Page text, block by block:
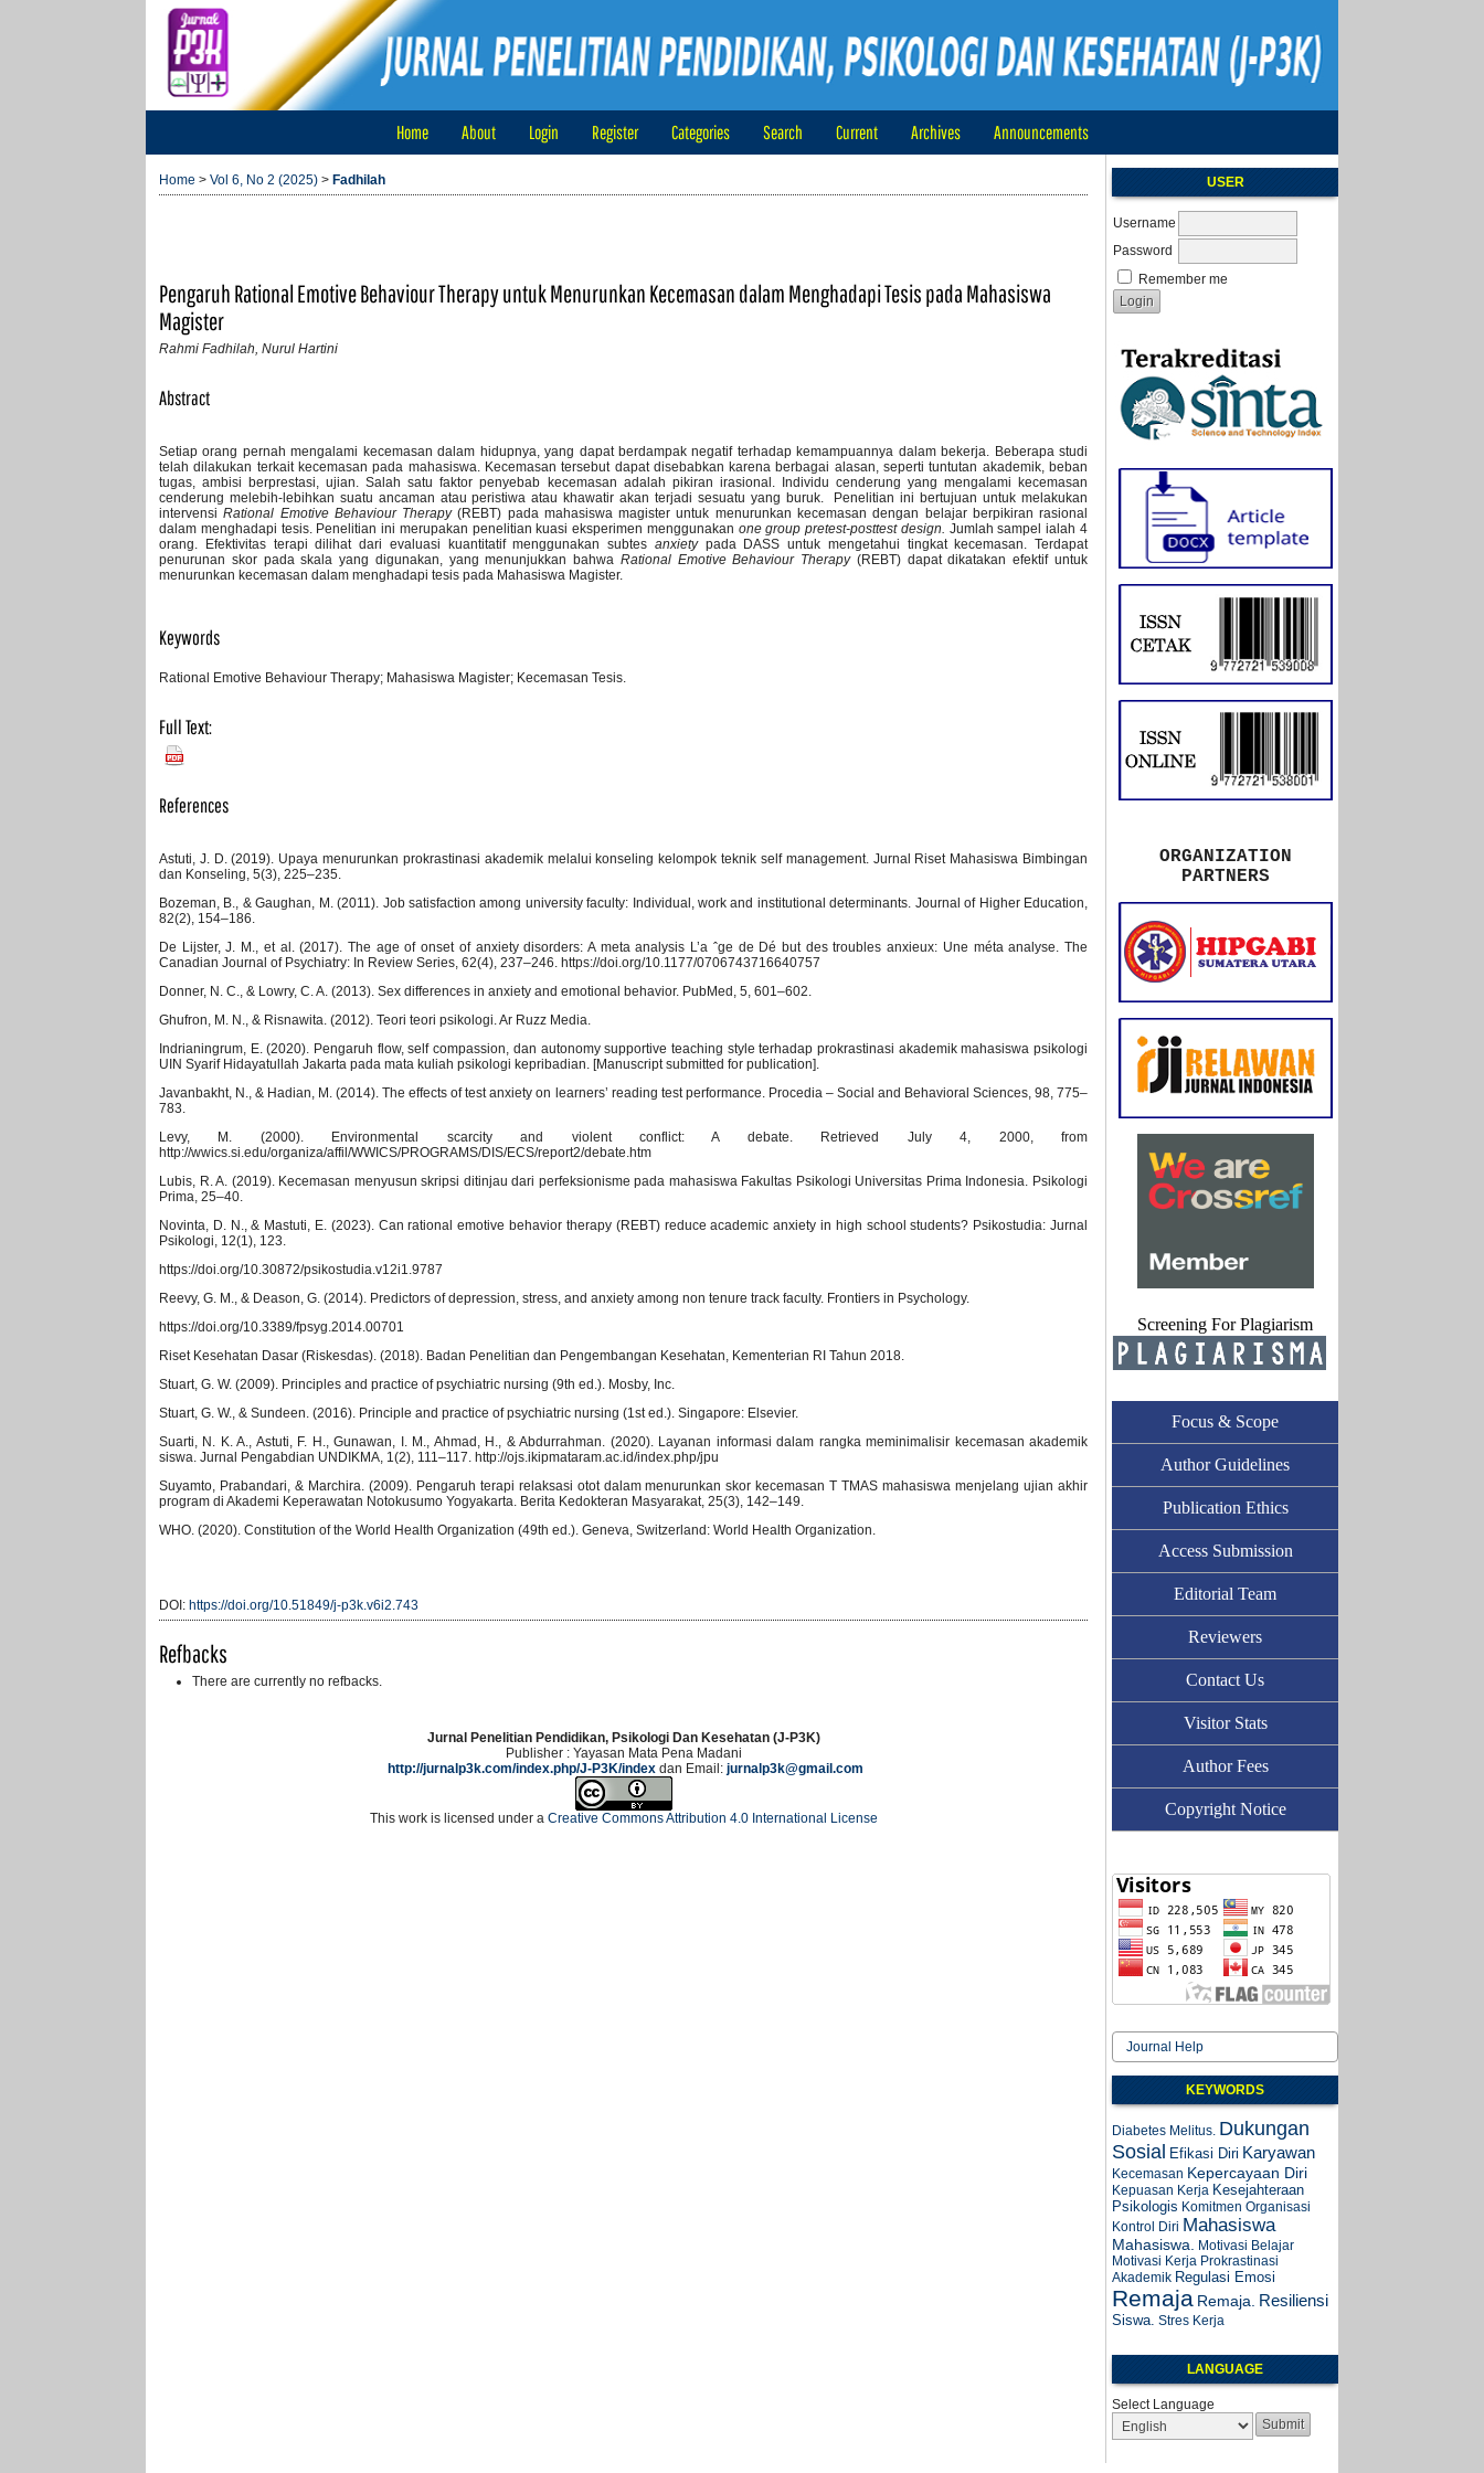
USER
Username
Password
Remember me
ORGANIZATION
PARTNERS
Screening For Plagiarism
Focus & Scope
Author Guidelines
Publication Ethics
Access Submission
Editorial Team
Reviewers
Contact Us
Visitor Stats
Author Fees
Copyright Notice
Journal Help
KEYWORDS
Diabetes Melitus. Dukungan
Sosial Efikasi Diri Karyawan
Kecemasan Kepercayaan Diri
Kepuasan Kerja Kesejahteraan
Psikologis Komitmen Organisasi
Kontrol Diri Mahasiswa
Mahasiswa. Motivasi Belajar
Motivasi Kerja Prokrastinasi
Akademik Regulasi Emosi
Remaja Remaja. Resiliensi
Siswa. Stres Kerja
LANGUAGE
Select Language
Home About Login Register Categories Search Current Archives Announcements
Home > Vol 6, No 2 (2025) > Fadhilah
Pengaruh Rational Emotive Behaviour Therapy untuk Menurunkan Kecemasan dalam Menghadapi Tesis pada Mahasiswa
Magister
Rahmi Fadhilah, Nurul Hartini
Abstract
Setiap orang pernah mengalami kecemasan dalam hidupnya, yang dapat berdampak negatif terhadap kemampuannya dalam bekerja. Beberapa studi
telah dilakukan terkait kecemasan pada mahasiswa. Kecemasan tersebut dapat disebabkan karena berbagai alasan, seperti tuntutan akademik, beban
tugas, ambisi berprestasi, ujian. Salah satu faktor penyebab kecemasan adalah pikiran irasional. Individu cenderung yang mengalami kecemasan
cenderung melebih-lebihkan suatu ancaman atau peristiwa atau khawatir akan terjadi sesuatu yang buruk. Penelitian ini bertujuan untuk melakukan
intervensiRational Emotive Behaviour Therapy(REBT) pada mahasiswa magister untuk menurunkan kecemasan dengan belajar berpikiran rasional
dalam menghadapi tesis. Penelitian ini merupakan penelitian kuasi eksperimen menggunakan one group pretest-posttest design. Jumlah sampel ialah 4
orang. Efektivitas terapi dilihat dari evaluasi kuantitatif menggunakan subtes anxiety pada DASS untuk mengetahui tingkat kecemasan. Terdapat
penurunan skor pada skala yang digunakan, yang menunjukkan bahwa Rational Emotive Behaviour Therapy (REBT) dapat dikatakan efektif untuk
menurunkan kecemasan dalam menghadapi tesis pada Mahasiswa Magister.
Keywords
Rational Emotive Behaviour Therapy; Mahasiswa Magister; Kecemasan Tesis.
Full Text:
PDF
References
Astuti, J. D. (2019). Upaya menurunkan prokrastinasi akademik melalui konseling kelompok teknik self management. Jurnal Riset Mahasiswa Bimbingan
dan Konseling, 5(3), 225–235.
Bozeman, B., & Gaughan, M. (2011). Job satisfaction among university faculty: Individual, work and institutional determinants. Journal of Higher Education,
82(2), 154–186.
De Lijster, J. M., et al. (2017). The age of onset of anxiety disorders: A meta analysis L’a ˆge de Dé but des troubles anxieux: Une méta analyse. The
Canadian Journal of Psychiatry: In Review Series, 62(4), 237–246. https://doi.org/10.1177/0706743716640757
Donner, N. C., & Lowry, C. A. (2013). Sex differences in anxiety and emotional behavior. PubMed, 5, 601–602.
Ghufron, M. N., & Risnawita. (2012). Teori teori psikologi. Ar Ruzz Media.
Indrianingrum, E. (2020). Pengaruh flow, self compassion, dan autonomy supportive teaching style terhadap prokrastinasi akademik mahasiswa psikologi
UIN Syarif Hidayatullah Jakarta pada mata kuliah psikologi kepribadian. [Manuscript submitted for publication].
Javanbakht, N., & Hadian, M. (2014). The effects of test anxiety on learners’ reading test performance. Procedia – Social and Behavioral Sciences, 98, 775–
783.
Levy, M. (2000). Environmental scarcity and violent conflict: A debate. Retrieved July 4, 2000, from
http://wwics.si.edu/organiza/affil/WWICS/PROGRAMS/DIS/ECS/report2/debate.htm
Lubis, R. A. (2019). Kecemasan menyusun skripsi ditinjau dari perfeksionisme pada mahasiswa Fakultas Psikologi Universitas Prima Indonesia. Psikologi
Prima, 25–40.
Novinta, D. N., & Mastuti, E. (2023). Can rational emotive behavior therapy (REBT) reduce academic anxiety in high school students? Psikostudia: Jurnal
Psikologi, 12(1), 123.
https://doi.org/10.30872/psikostudia.v12i1.9787
Reevy, G. M., & Deason, G. (2014). Predictors of depression, stress, and anxiety among non tenure track faculty. Frontiers in Psychology.
https://doi.org/10.3389/fpsyg.2014.00701
Riset Kesehatan Dasar (Riskesdas). (2018). Badan Penelitian dan Pengembangan Kesehatan, Kementerian RI Tahun 2018.
Stuart, G. W. (2009). Principles and practice of psychiatric nursing (9th ed.). Mosby, Inc.
Stuart, G. W., & Sundeen. (2016). Principle and practice of psychiatric nursing (1st ed.). Singapore: Elsevier.
Suarti, N. K. A., Astuti, F. H., Gunawan, I. M., Ahmad, H., & Abdurrahman. (2020). Layanan informasi dalam rangka meminimalisir kecemasan akademik
siswa. Jurnal Pengabdian UNDIKMA, 1(2), 111–117. http://ojs.ikipmataram.ac.id/index.php/jpu
Suyamto, Prabandari, & Marchira. (2009). Pengaruh terapi relaksasi otot dalam menurunkan skor kecemasan T TMAS mahasiswa menjelang ujian akhir
program di Akademi Keperawatan Notokusumo Yogyakarta. Berita Kedokteran Masyarakat, 25(3), 142–149.
WHO. (2020). Constitution of the World Health Organization (49th ed.). Geneva, Switzerland: World Health Organization.
DOI: https://doi.org/10.51849/j-p3k.v6i2.743
Refbacks
There are currently no refbacks.
Jurnal Penelitian Pendidikan, Psikologi Dan Kesehatan (J-P3K)
Publisher : Yayasan Mata Pena Madani
http://jurnalp3k.com/index.php/J-P3K/indexdan Email: jurnalp3k@gmail.com
This work is licensed under a Creative Commons Attribution 4.0 International License